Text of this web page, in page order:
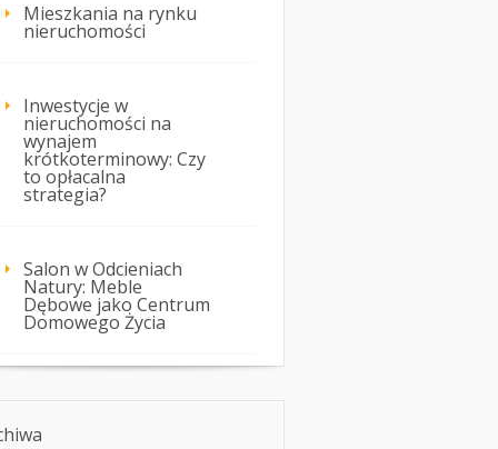
Mieszkania na rynku
nieruchomości
Inwestycje w
nieruchomości na
wynajem
krótkoterminowy: Czy
to opłacalna
strategia?
Salon w Odcieniach
Natury: Meble
Dębowe jako Centrum
Domowego Życia